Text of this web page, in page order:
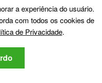
recebemos
malware mais
de sequestrador de
with
a experiência do usuário.
com todos os cookies de
de Privacidade.